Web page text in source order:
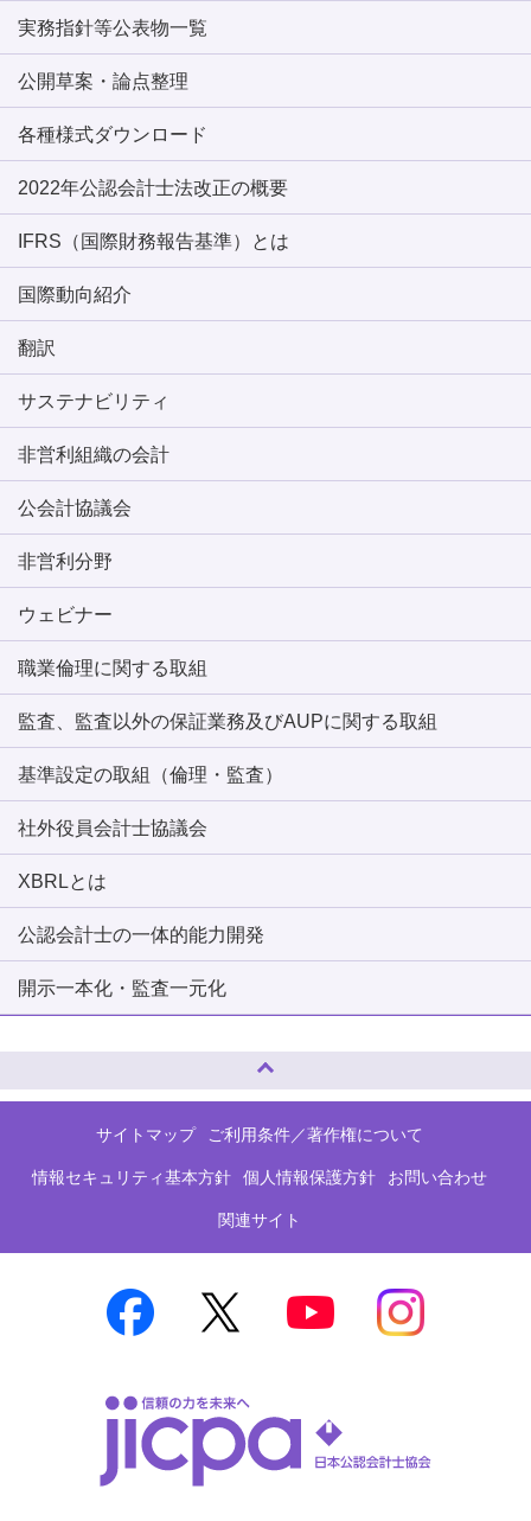
実務指針等公表物一覧
公開草案・論点整理
各種様式ダウンロード
2022年公認会計士法改正の概要
IFRS（国際財務報告基準）とは
国際動向紹介
翻訳
サステナビリティ
非営利組織の会計
公会計協議会
非営利分野
ウェビナー
職業倫理に関する取組
監査、監査以外の保証業務及びAUPに関する取組
基準設定の取組（倫理・監査）
社外役員会計士協議会
XBRLとは
公認会計士の一体的能力開発
開示一本化・監査一元化
サイトマップ ご利用条件／著作権について
情報セキュリティ基本方針 個人情報保護方針 お問い合わせ
関連サイト